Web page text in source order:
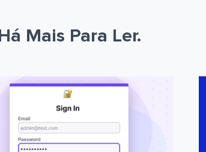
Há Mais Para Ler.